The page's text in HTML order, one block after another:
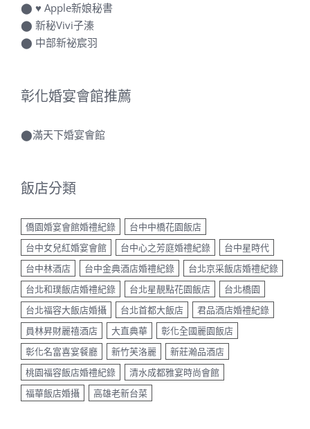
⬤ ♥ Apple新娘秘書
⬤ 新秘Vivi子溱
⬤ 中部新祕宸羽
彰化婚宴會館推薦
⬤滿天下婚宴會館
飯店分類
僑園婚宴會館婚禮紀錄
台中中橋花園飯店
台中女兒紅婚宴會館
台中心之芳庭婚禮紀錄
台中星時代
台中林酒店
台中金典酒店婚禮紀錄
台北京采飯店婚禮紀錄
台北和璞飯店婚禮紀錄
台北星靚點花園飯店
台北橋園
台北福容大飯店婚攝
台北首都大飯店
君品酒店婚禮紀錄
員林昇財麗禧酒店
大直典華
彰化全國麗園飯店
彰化名富喜宴餐廳
新竹芙洛麗
新莊瀚品酒店
桃園福容飯店婚禮紀錄
清水成都雅宴時尚會館
福華飯店婚攝
高雄老新台菜